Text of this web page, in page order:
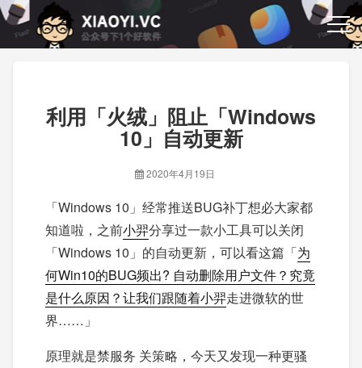
利用「火绒」阻止「Windows
10」自动更新
2020年4月19日
「Windows 10」经常推送BUG补丁想必大家都
知道啦，之前小羿分享过一款小工具可以关闭
「Windows 10」的自动更新，可以看这篇「为
何Win10的BUG频出? 自动删除用户文件？究竟
是什么原因？让我们跟随着小羿走进微软的世
界……」
原理就是禁服务 关策略，今天又发现一种更骚